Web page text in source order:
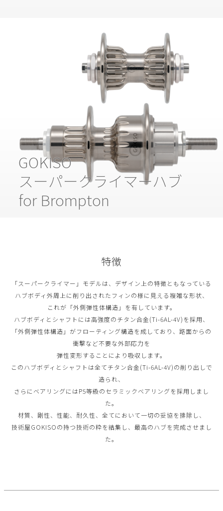
GOKISO
スーパークライマーハブ
for Brompton
特徴
「スーパークライマー」モデルは、デザイン上の特徴ともなっている
ハブボディ外周上に削り出されたフィンの様に見える複雑な形状、
これが「外側弾性体構造」を有しています。
ハブボディとシャフトには高強度のチタン合金(Ti-6AL-4V)を採用、
「外側弾性体構造」がフローティング構造を成しており、路面からの
衝撃など不要な外部応力を
弾性変形することにより吸収します。
このハブボディとシャフトは全てチタン合金(Ti-6AL-4V)の削り出しで
造られ、
さらにベアリングにはP5等級のセラミックベアリングを採用しまし
た。
材質、剛性、性能、耐久性、全てにおいて一切の妥協を排除し、
技術屋GOKISOの持つ技術の粋を結集し、最高のハブを完成させまし
た。